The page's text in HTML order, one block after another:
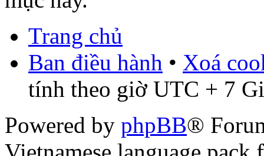
Trang chủ
Ban điều hành • Xoá
tính theo giờ UTC + 7
Powered by phpBB®